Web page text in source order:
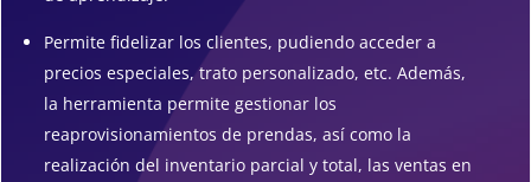
Permite fidelizar los clientes, pudiendo acceder a
precios especiales, trato personalizado, etc. Además,
la herramienta permite gestionar los
reaprovisionamientos de prendas, así como la
realización del inventario parcial y total, las ventas en